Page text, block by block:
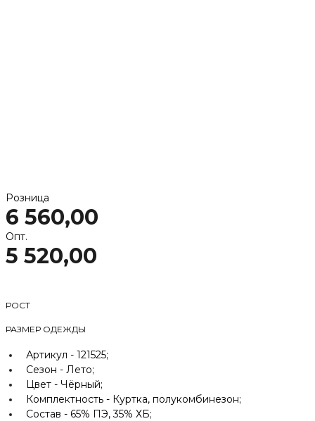
Розница
6 560,00
Опт.
5 520,00
РОСТ
РАЗМЕР ОДЕЖДЫ
Артикул - 121525;
Сезон - Лето;
Цвет - Чёрный;
Комплектность - Куртка, полукомбинезон;
Состав - 65% ПЭ, 35% ХБ;